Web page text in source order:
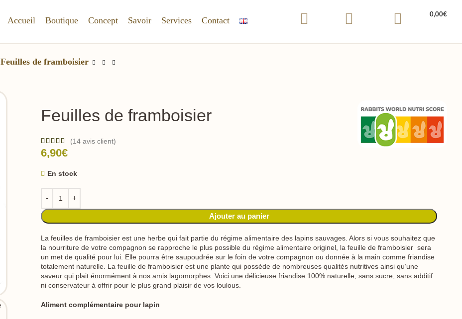
Accueil Boutique Concept Savoir Services Contact
0,00€
Feuilles de framboisier
Feuilles de framboisier
(14 avis client)
6,90€
En stock
Ajouter au panier
La feuilles de framboisier est une herbe qui fait partie du régime alimentaire des lapins sauvages. Alors si vous souhaitez que
la nourriture de votre compagnon se rapproche le plus possible du régime alimentaire originel, la feuille de framboisier sera
un met de qualité pour lui. Elle pourra être saupoudrée sur le foin de votre compagnon ou donnée à la main comme friandise
totalement naturelle. La feuille de framboisier est une plante qui possède de nombreuses qualités nutritives ainsi qu’une
saveur qui plait énormément à nos amis lagomorphes. Voici une délicieuse friandise 100% naturelle, sans sucre, sans additif
ni conservateur à offrir pour le plus grand plaisir de vos loulous.
Aliment complémentaire pour lapin